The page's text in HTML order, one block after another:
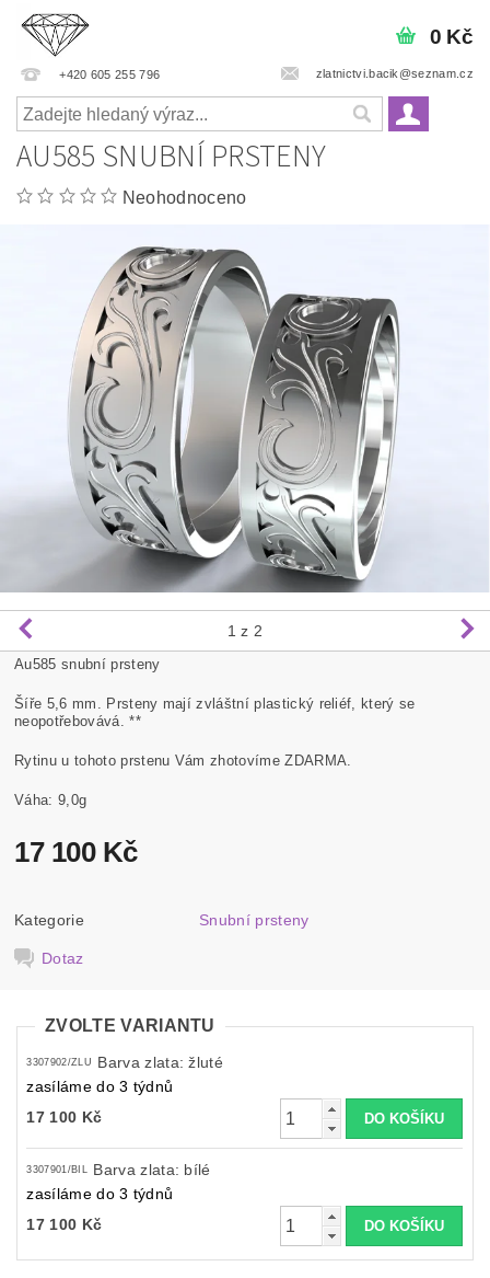
+420 605 255 796 zlatnictvi.bacik@seznam.cz
0 Kč
AU585 SNUBNÍ PRSTENY
Neohodnoceno
1 z 2
Au585 snubní prsteny
Šíře 5,6 mm. Prsteny mají zvláštní plastický reliéf, který se
neopotřebovává. **
Rytinu u tohoto prstenu Vám zhotovíme ZDARMA.
Váha: 9,0g
17 100 Kč
Kategorie Snubní prsteny
Dotaz
ZVOLTE VARIANTU
3307902/ZLU
Barva zlata: žluté
zasíláme do 3 týdnů
17 100 Kč
3307901/BIL
Barva zlata: bílé
zasíláme do 3 týdnů
17 100 Kč